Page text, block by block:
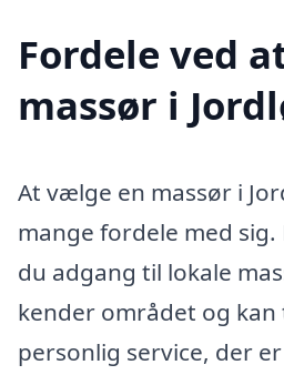
Fordele ved
massør i
At vælge en massør i
mange fordele med
du adgang til lokale
kender området og kan
personlig service, der